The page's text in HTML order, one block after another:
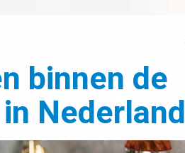
binnen de
Nederland